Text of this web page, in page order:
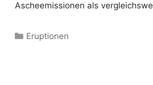
Ascheemissionen als
Kategorien
Eruptionen